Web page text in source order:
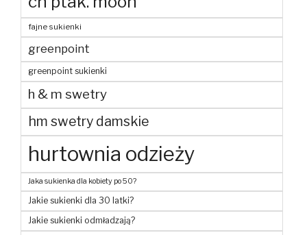
fajne sukienki
greenpoint
greenpoint sukienki
h & m swetry
hm swetry damskie
hurtownia odzieży
Jaka sukienka dla kobiety po 50?
Jakie sukienki dla 30 latki?
Jakie sukienki odmładzają?